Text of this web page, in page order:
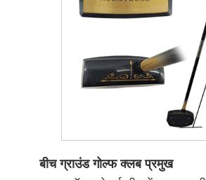
बीच ग्राउंड गोल्फ क्लब प्रमुख